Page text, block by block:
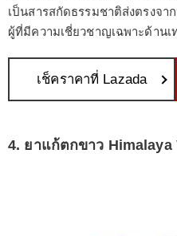
เป็นสารสกัดธรรมชาติส่งตรงจ
ผู้ที่มีความเชี่ยวชาญเฉพาะด้านเ
เช็คราคาที่ Lazada
4. ยาแก้ตกขาว Himalaya